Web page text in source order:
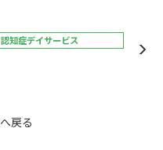
認知症デイサービス
戻る